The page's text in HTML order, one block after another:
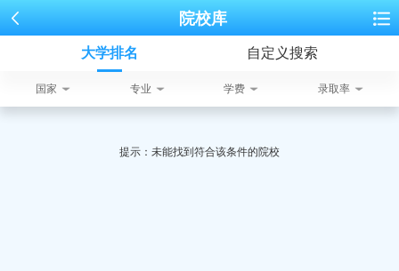
院校库
大学排名 自定义搜索
国家 专业 学费 录取率
提示：未能找到符合该条件的院校